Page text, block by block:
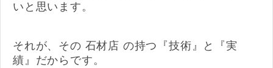
いと思います。
それが、その 石材店 の持つ『技術』と『実
績』だからです。